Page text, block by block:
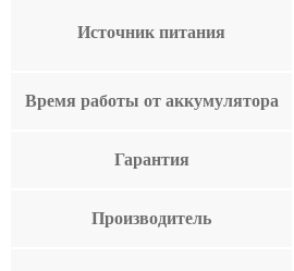
Источник питания
Время работы от аккумулятора
Гарантия
Производитель